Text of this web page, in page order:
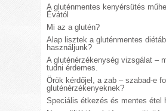
A gluténmentes kenyérsütés
Évától
Mi az a glutén?
Alap lisztek a gluténmentes
használjunk?
A gluténérzékenység vizsgálat –
tudni érdemes.
Örök kérdőjel, a zab – szabad-e
gluténérzékenyeknek?
Speciális étkezés és mentes étel